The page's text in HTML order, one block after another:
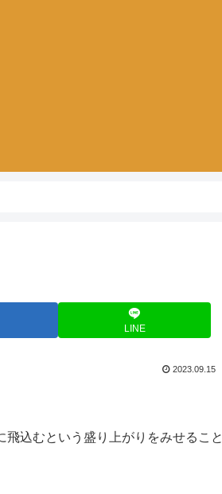
LINE
2023.09.15
込むという盛り上がりをみせること